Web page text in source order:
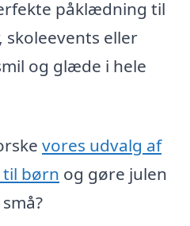
påklædning til
skoleevents eller
og glæde i hele
vores udvalg af
børn og gøre julen